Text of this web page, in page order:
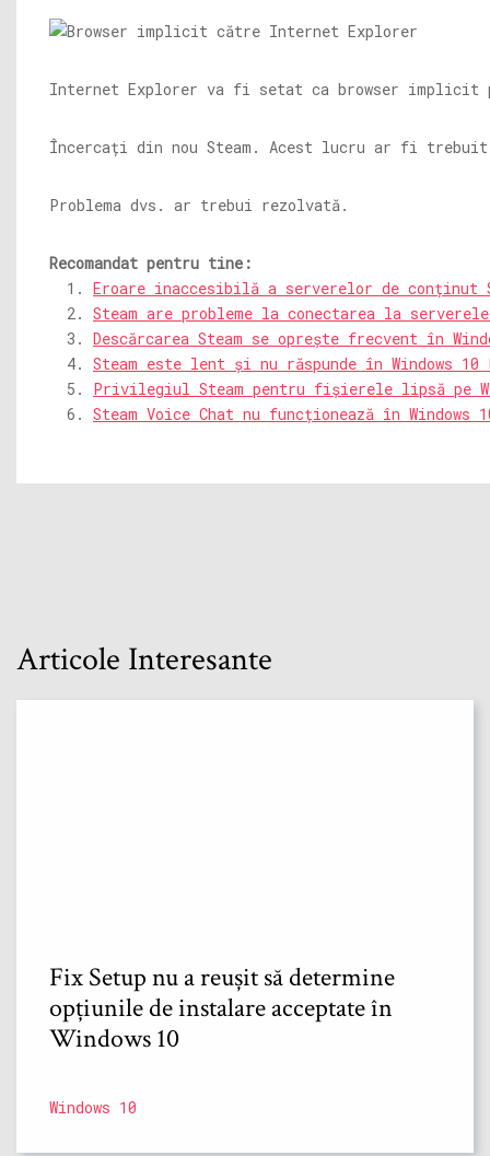
Internet Explorer va fi setat ca browser implicit
Încercați din nou Steam. Acest lucru ar fi
Problema dvs. ar trebui rezolvată.
Recomandat pentru tine:
Eroare inaccesibilă a serverelor de conținut
Steam are probleme la conectarea la serverele
Descărcarea Steam se oprește frecvent în
Steam este lent și nu răspunde în Windows 10
Privilegiul Steam pentru fișierele lipsă pe
Steam Voice Chat nu funcționează în Windows
Articole Interesante
Fix Setup nu a reușit să determine
opțiunile de instalare acceptate în
Windows 10
Windows 10